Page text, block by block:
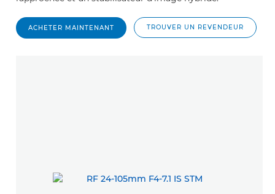
ACHETER MAINTENANT TROUVER UN REVENDEUR